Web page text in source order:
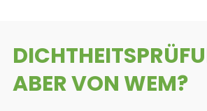
ABER VON WEM?